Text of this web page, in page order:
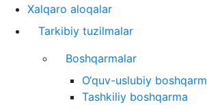
Xalqaro aloqalar
Tarkibiy tuzilmalar
Boshqarmalar
O‘quv-uslubiy
Tashkiliy boshqarma